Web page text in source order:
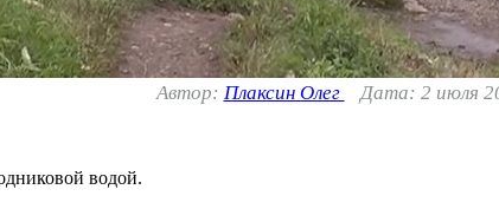
Автор: Плаксин Олег Дата: 2 июля
водой.